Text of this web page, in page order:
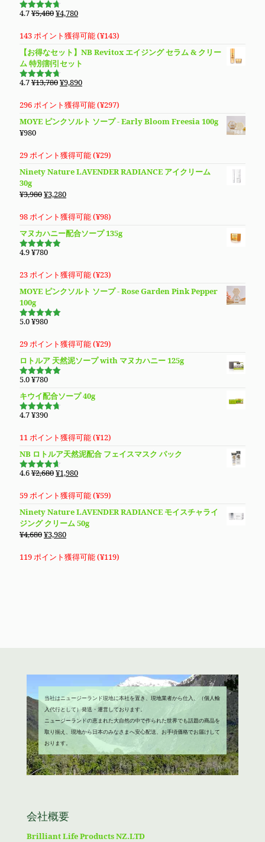
5段階で
4.7¥5,480元
価
は
¥5,480
で
た。
¥4,780現
の
格
は
¥4,780
す。
143 ポイント獲得可能 (¥143)
【お得なセット】NB Revitox エイジング セラム & クリー
ム 特別割引セット
5段階で
4.7¥13,780元
価
は
で
し
た。
¥9,890現
の
格
¥9,890
で
す。
296 ポイント獲得可能 (¥297)
MOYE ピンクソルト ソープ - Early Bloom Freesia 100g
¥980
29 ポイント獲得可能 (¥29)
Ninety Nature LAVENDER RADIANCE アイクリーム
30g
¥3,980元
価
は
¥3,980
し
¥3,280現
の
価
格
で
98 ポイント獲得可能 (¥98)
マヌカハニー配合ソープ 135g
5段階で
4.9¥780
23 ポイント獲得可能 (¥23)
MOYE ピンクソルト ソープ - Rose Garden Pink Pepper
100g
5段階で
5.0¥980
29 ポイント獲得可能 (¥29)
ロトルア 天然泥ソープ with マヌカハニー 125g
5段階で
5.0¥780
キウイ配合ソープ 40g
5段階で
4.7¥390
11 ポイント獲得可能 (¥12)
NB ロトルア天然泥配合 フェイスマスク パック
5段階で
4.6¥2,680元
価
は
¥2,680
で
た。
¥1,980現
の
格
は
す。
59 ポイント獲得可能 (¥59)
Ninety Nature LAVENDER RADIANCE モイスチャライ
ジング クリーム 50g
¥4,680元
価
¥3,980現
の
119 ポイント獲得可能 (¥119)
当社はニュージーランド現地に本社を置き、現地業者から仕入、（個人輸
入代行として）発送・運営しております。
ニュージーランドの恵まれた大自然の中で作られた世界でも話題の商品を
取り揃え、現地から日本のみなさまへ安心配送、お手頃価格でお届けして
おります。
会社概要
Brilliant Life Products NZ.LTD